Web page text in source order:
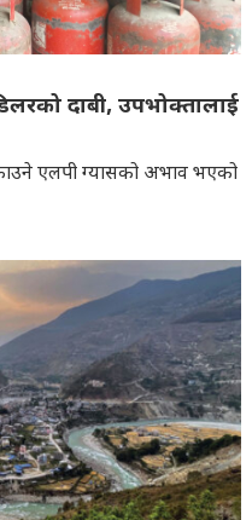
दाबी, उपभोक्तालाई
एलपी ग्यासको अभाव भएको